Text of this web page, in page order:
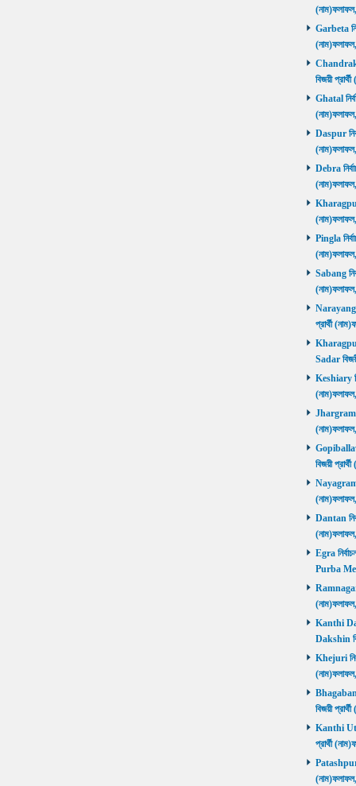
Garbeta
বিজয়ী
Ghatal
Daspur
Debra
Kharagpur
Pingla
Sabang
প্রার্থী
Kharagpur
Sadar
Keshiary
Jhargram
বিজয়ী
Nayagram
Dantan
Egra
Purba
Ramnagar
Kanthi
Dakshin
Khejuri
বিজয়ী
Kanthi
প্রার্থী
Patashpur